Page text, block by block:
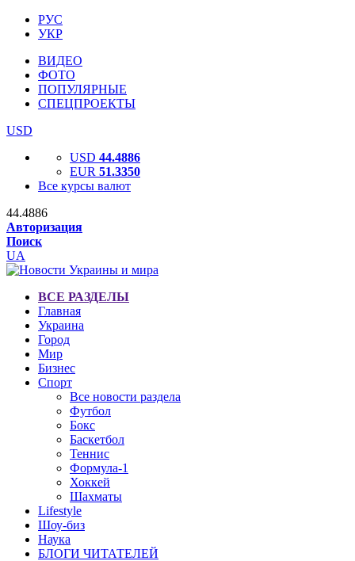
РУС
УКР
ВИДЕО
ФОТО
ПОПУЛЯРНЫЕ
СПЕЦПРОЕКТЫ
USD
USD 44.4886
EUR 51.3350
Все курсы валют
44.4886
Авторизация
Поиск
UA
ВСЕ РАЗДЕЛЫ
Главная
Украина
Город
Мир
Бизнес
Спорт
Все новости раздела
Футбол
Бокс
Баскетбол
Теннис
Формула-1
Хоккей
Шахматы
Lifestyle
Шоу-биз
Наука
БЛОГИ ЧИТАТЕЛЕЙ